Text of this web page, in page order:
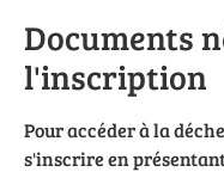
Documents
l'inscription
Pour accéder à la
s'inscrire en